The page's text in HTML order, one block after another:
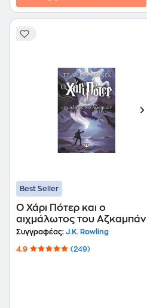
Best Seller
Ο Χάρι Πότερ και ο
αιχμάλωτος του Αζκαμπάν
Συγγραφέας: J.K. Rowling
4.9 (249)